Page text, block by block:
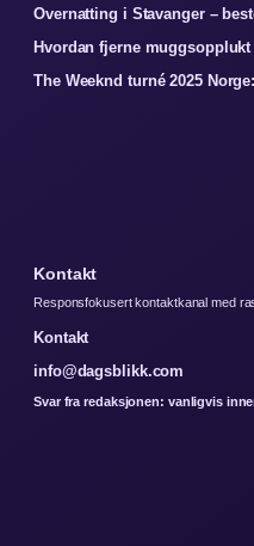
Overnatting i Stavanger –
Hvordan fjerne
The Weeknd turné 2025
Kontakt
Responsfokusert kontaktkanal med
Kontakt
info@dagsblikk.com
Svar fra redaksjonen: vanligvis